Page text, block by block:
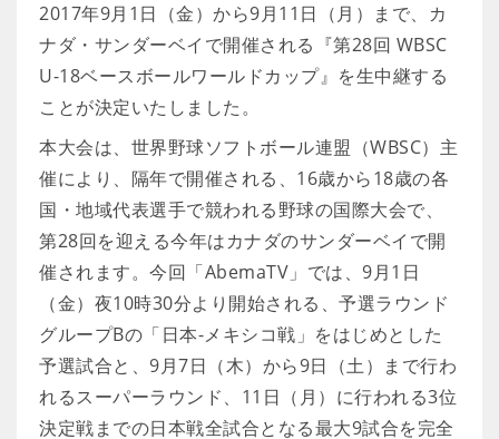
2017年9月1日（金）から9月11日（月）まで、カ
ナダ・サンダーベイで開催される『第28回 WBSC
U-18ベースボールワールドカップ』を生中継する
ことが決定いたしました。
本大会は、世界野球ソフトボール連盟（WBSC）主
催により、隔年で開催される、16歳から18歳の各
国・地域代表選手で競われる野球の国際大会で、
第28回を迎える今年はカナダのサンダーベイで開
催されます。今回「AbemaTV」では、9月1日
（金）夜10時30分より開始される、予選ラウンド
グループBの「日本-メキシコ戦」をはじめとした
予選試合と、9月7日（木）から9日（土）まで行わ
れるスーパーラウンド、11日（月）に行われる3位
決定戦までの日本戦全試合となる最大9試合を完全